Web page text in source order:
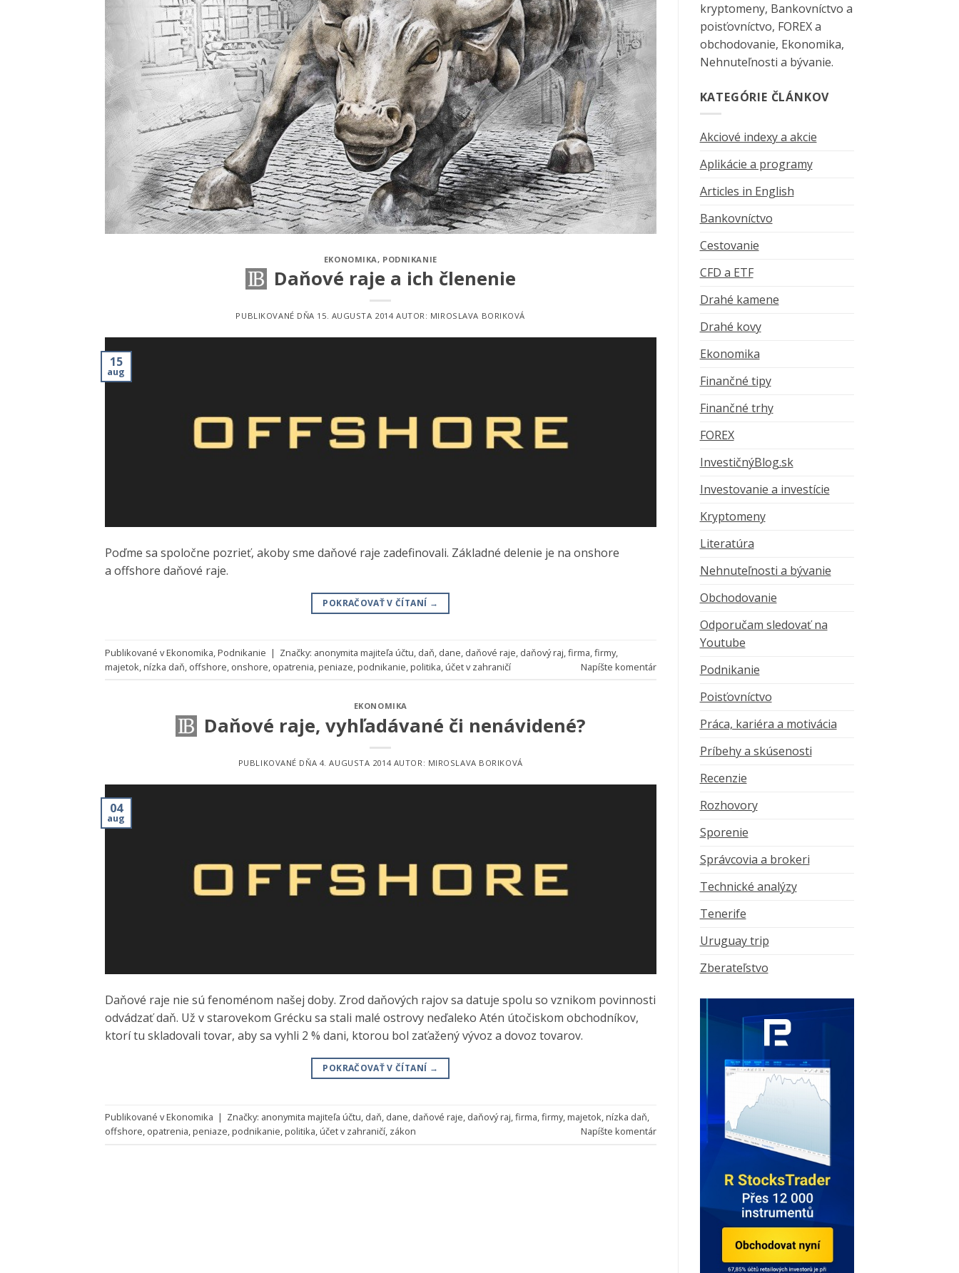
EKONOMIKA, PODNIKANIE
Daňové raje a ich členenie
PUBLIKOVANÉ DŇA 15. AUGUSTA 2014AUTOR: MIROSLAVA BORIKOVÁ
15
aug
Poďme sa spoločne pozrieť, akoby sme daňové raje zadefinovali. Základné delenie je na onshore
a offshore daňové raje.
POKRAČOVAŤ V ČÍTANÍ →
Publikované vEkonomika,Podnikanie | Značky: anonymita majiteľa účtu, daň, dane, daňové raje, daňový raj,firma,firmy,
majetok,nízka daň, offshore, onshore, opatrenia,peniaze,podnikanie,politika,účet v zahraničí Napíšte komentár
EKONOMIKA
Daňové raje, vyhľadávané či nenávidené?
PUBLIKOVANÉ DŇA 4. AUGUSTA 2014AUTOR: MIROSLAVA BORIKOVÁ
04
aug
Daňové raje nie sú fenoménom našej doby. Zrod daňových rajov sa datuje spolu so vznikom povinnosti
odvádzať daň. Už v starovekom Grécku sa stali malé ostrovy neďaleko Atén útočiskom obchodníkov,
ktorí tu skladovali tovar, aby sa vyhli 2 % dani, ktorou bol zaťažený vývoz a dovoz tovarov.
POKRAČOVAŤ V ČÍTANÍ →
Publikované vEkonomika | Značky: anonymita majiteľa účtu, daň, dane, daňové raje, daňový raj,firma,firmy,majetok,nízka daň,
offshore, opatrenia,peniaze,podnikanie,politika,účet v zahraničí, zákon Napíšte komentár
kryptomeny, Bankovníctvo a
poisťovníctvo, FOREX a
obchodovanie, Ekonomika,
Nehnuteľnosti a bývanie.
KATEGÓRIE ČLÁNKOV
Akciové indexy a akcie
Aplikácie a programy
Articles in English
Bankovníctvo
Cestovanie
CFD a ETF
Drahé kamene
Drahé kovy
Ekonomika
Finančné tipy
Finančné trhy
FOREX
InvestičnýBlog.sk
Investovanie a investície
Kryptomeny
Literatúra
Nehnuteľnosti a bývanie
Obchodovanie
Odporučam sledovať na
Youtube
Podnikanie
Poisťovníctvo
Práca, kariéra a motivácia
Príbehy a skúsenosti
Recenzie
Rozhovory
Sporenie
Správcovia a brokeri
Technické analýzy
Tenerife
Uruguay trip
Zberateľstvo